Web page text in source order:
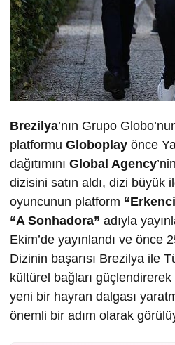
Brezilya’nın Grupo
platformu Globoplay önce
dağıtımını Global Agency
dizisini satın aldı, dizi büyük
oyuncunun platform
“A Sonhadora” adıyla
Ekim’de yayınlandı ve önce
Dizinin başarısı Brezilya ile
kültürel bağları
yeni bir hayran dalgası
önemli bir adım olarak